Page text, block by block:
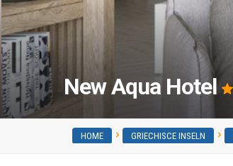
New Aqua Hotel
HOME GRIECHISCE INSELN